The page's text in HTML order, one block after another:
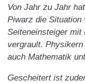
Von Jahr zu Jahr
Piwarz die
Seiteneinsteiger mit
vergrault.
auch Mathematik
Gescheitert ist